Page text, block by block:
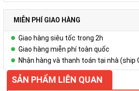
MIỄN PHÍ GIAO HÀNG
Giao hàng siêu tốc trong 2h
Giao hàng miễn phí toàn quốc
Nhận hàng và thanh toán tại nhà (ship
SẢN PHẨM LIÊN QUAN